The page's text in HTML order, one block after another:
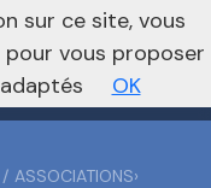
Vers le site national
ASSOCIATIONS›
sur ce site, vous
vous proposer
OK